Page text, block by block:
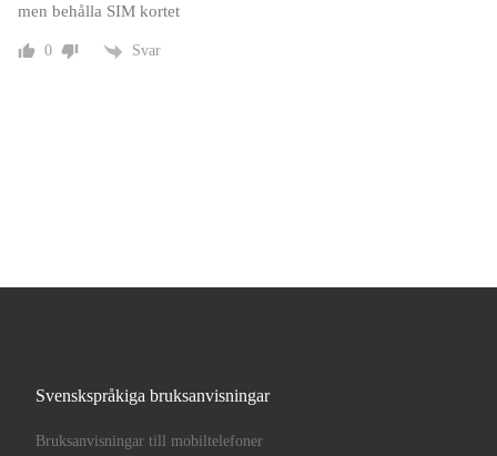
men behålla SIM kortet
0 Svar
Svenskspråkiga bruksanvisningar
Bruksanvisningar till mobiltelefoner